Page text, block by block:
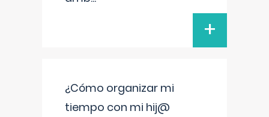
+
¿Cómo organizar mi
tiempo con mi hij@